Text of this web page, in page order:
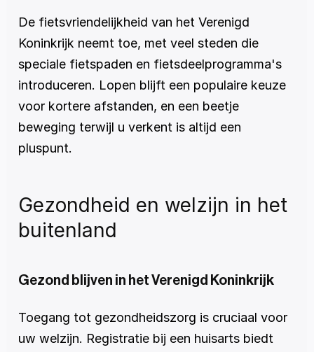
De fietsvriendelijkheid van het Verenigd
Koninkrijk neemt toe, met veel steden die
speciale fietspaden en fietsdeelprogramma's
introduceren. Lopen blijft een populaire keuze
voor kortere afstanden, en een beetje
beweging terwijl u verkent is altijd een
pluspunt.
Gezondheid en welzijn in het
buitenland
Gezond blijven in het Verenigd Koninkrijk
Toegang tot gezondheidszorg is cruciaal voor
uw welzijn. Registratie bij een huisarts biedt